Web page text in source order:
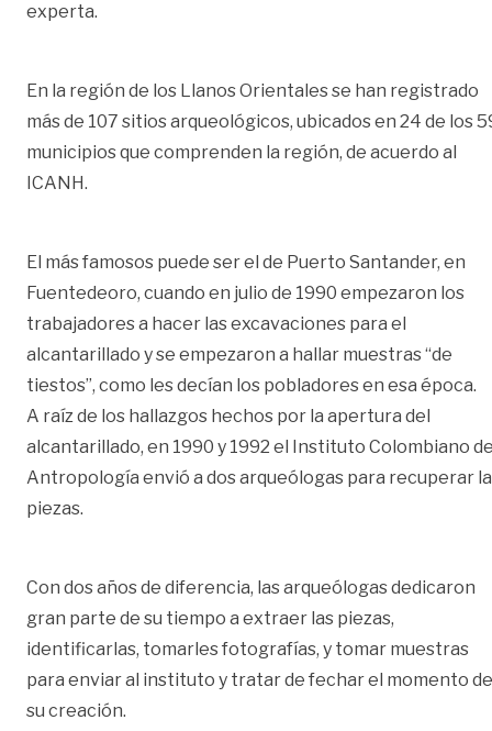
experta.
En la región de los Llanos Orientales se han registrado
más de 107 sitios arqueológicos, ubicados en 24 de los
municipios que comprenden la región, de acuerdo al
ICANH.
El más famosos puede ser el de Puerto Santander, en
Fuentedeoro, cuando en julio de 1990 empezaron los
trabajadores a hacer las excavaciones para el
alcantarillado y se empezaron a hallar muestras “de
tiestos”, como les decían los pobladores en esa época.
A raíz de los hallazgos hechos por la apertura del
alcantarillado, en 1990 y 1992 el Instituto Colombiano
Antropología envió a dos arqueólogas para recuperar
piezas.
Con dos años de diferencia, las arqueólogas dedicaron
gran parte de su tiempo a extraer las piezas,
identificarlas, tomarles fotografías, y tomar muestras
para enviar al instituto y tratar de fechar el momento de
su creación.